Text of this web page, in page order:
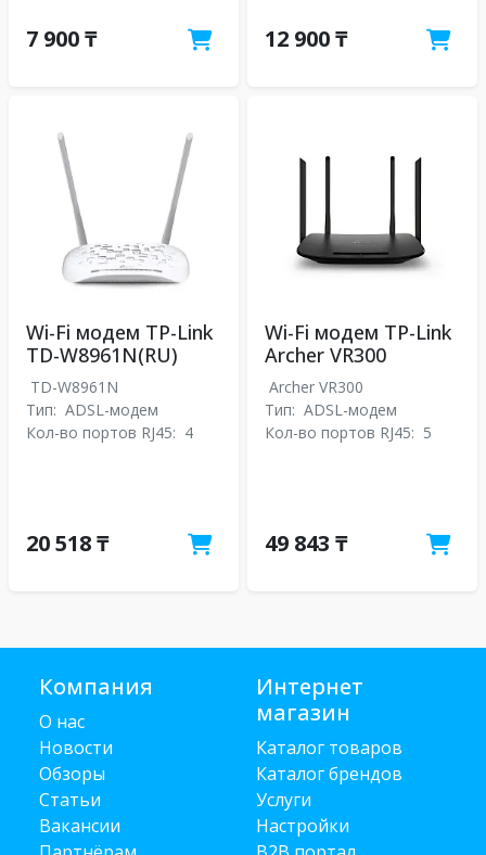
7 900 ₸ 12 900 ₸
Wi-Fi модем TP-Link
TD-W8961N(RU)
TD-W8961N
Тип: ADSL-модем
Кол-во портов RJ45: 4
20 518 ₸
Wi-Fi модем TP-Link
Archer VR300
Archer VR300
Тип: ADSL-модем
Кол-во портов RJ45: 5
49 843 ₸
Компания
О нас
Новости
Обзоры
Статьи
Вакансии
Интернет
магазин
Каталог товаров
Каталог брендов
Услуги
Настройки